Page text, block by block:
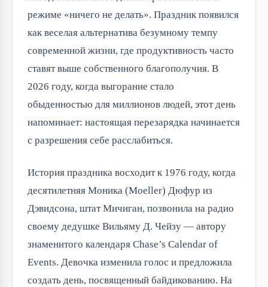
режиме «ничего не делать». Праздник появился
как веселая альтернатива безумному темпу
современной жизни, где продуктивность часто
ставят выше собственного благополучия. В
2026 году, когда выгорание стало
обыденностью для миллионов людей, этот день
напоминает: настоящая перезарядка начинается
с разрешения себе расслабиться.
История праздника восходит к 1976 году, когда
десятилетняя Моника (Moeller) Дюфур из
Дэвидсона, штат Мичиган, позвонила на радио
своему дедушке Вильяму Д. Чейзу — автору
знаменитого календаря Chase’s Calendar of
Events. Девочка изменила голос и предложила
создать день, посвященный байдикованию. На